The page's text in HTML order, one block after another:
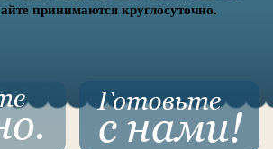
принимаются круглосуточно.